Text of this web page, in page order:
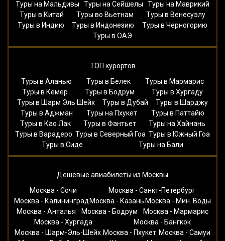
Туры на Мальдивы
Туры на Сейшелы
Туры на Маврикий
Туры в Китай
Туры во Вьетнам
Туры в Венесуэлу
Туры в Индию
Туры в Индонезию
Туры в Черногорию
Туры в ОАЭ
ТОП курортов
Туры в Аланью
Туры в Белек
Туры в Мармарис
Туры в Кемер
Туры в Бодрум
Туры в Хургаду
Туры в Шарм Эль Шейх
Туры в Дубай
Туры в Шарджу
Туры в Аджман
Туры на Пхукет
Туры в Паттайю
Туры в Као Лак
Туры в Фантьет
Туры на Хайнань
Туры в Варадеро Туры в Северный Гоа Туры в Южный Гоа
Туры в Сиде
Туры на Бали
Дешевые авиабилеты из Москвы
Москва - Сочи
Москва - Санкт-Петербург
Москва - КалининградМосква - КазаньМосква - Мин. Воды
Москва - Анталья
Москва - Бодрум
Москва - Мармарис
Москва - Хургада
Москва - Бангкок
Москва - Шарм-Эль-Шейх Москва - Пхукет Москва - Самуи